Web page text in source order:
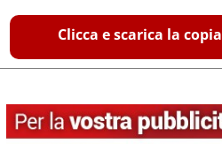
Clicca e scarica la copia